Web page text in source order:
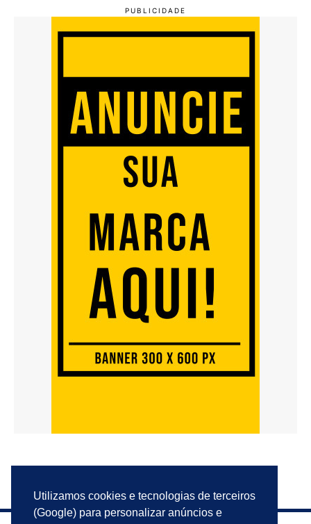
Utilizamos cookies e tecnologias de terceiros
(Google) para personalizar anúncios e